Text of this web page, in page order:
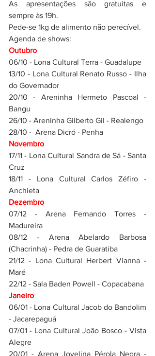
As apresentações são gratuitas e
sempre às 19h.
Pede-se 1kg de alimento não perecível.
Agenda de shows:
Outubro
06/10 - Lona Cultural Terra - Guadalupe
13/10 - Lona Cultural Renato Russo - Ilha
do Governador
20/10 - Areninha Hermeto Pascoal -
Bangu
26/10 - Areninha Gilberto Gil - Realengo
28/10 -  Arena Dicró - Penha
Novembro
17/11 - Lona Cultural Sandra de Sá - Santa
Cruz
18/11 - Lona Cultural Carlos Zéfiro -
Anchieta
Dezembro
07/12 - Arena Fernando Torres -
Madureira
08/12 - Arena Abelardo Barbosa
(Chacrinha) - Pedra de Guaratiba
21/12 - Lona Cultural Herbert Vianna -
Maré
22/12 - Sala Baden Powell - Copacabana
Janeiro
06/01 - Lona Cultural Jacob do Bandolim
- Jacarepaguá
07/01 - Lona Cultural João Bosco - Vista
Alegre
20/01 - Arena Jovelina Pérola Negra -